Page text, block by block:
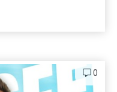
0